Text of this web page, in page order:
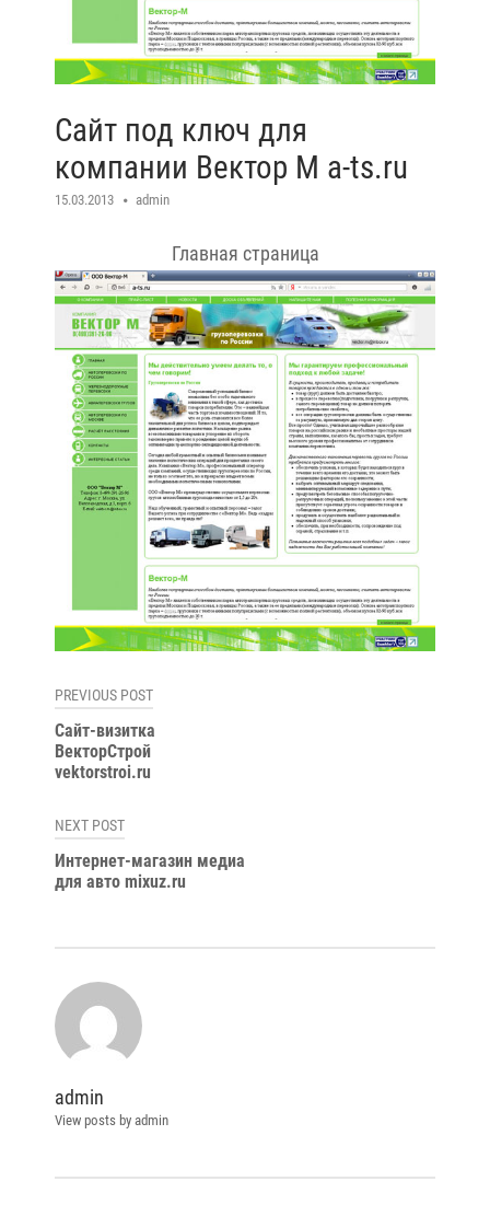
Сайт под ключ для
компании Вектор М a-ts.ru
15.03.2013 admin
Главная страница
Навигация
по
записям
PREVIOUS POST
Сайт-визитка
ВекторСтрой
vektorstroi.ru
NEXT POST
Интернет-магазин медиа
для авто mixuz.ru
admin
View posts by admin